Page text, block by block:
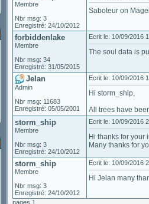
Membre
Nbr msg: 3
Enregistré: 24/10/2012
Saboteur on
forbiddenlake
Membre
Nbr msg: 34
Enregistré: 31/05/2015
Ecrit le: 10/09/2016
The soul data is
Jelan
Admin
Nbr msg: 11683
Enregistré: 05/05/2001
Ecrit le: 10/09/2016
Hi storm_ship,
All trees have
storm_ship
Membre
Nbr msg: 3
Enregistré: 24/10/2012
Ecrit le: 10/09/2016
Hi thanks for your
Many thanks for
storm_ship
Membre
Nbr msg: 3
Enregistré: 24/10/2012
Ecrit le: 10/09/2016
Hi Jelan many
pages 1